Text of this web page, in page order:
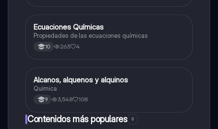
Química
Ecuaciones Químicas
Propiedades de las ecuaciones químicas
10 263 4
Química
Alcanos, alquenos y alquinos
Química
9 3,548 108
Contenidos más populares 9